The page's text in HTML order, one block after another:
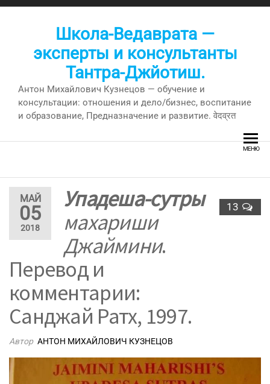
Перейти
Школа-Ведаврата —
эксперты и консультанты
Тантра-Джйотиш.
Антон Михайлович Кузнецов — обучение и
консультации: отношения и дело/бизнес, воспитание
и образование, Предназначение и развитие. वेदव्रत
МЕНЮ
МАЙ
05
2018
13
Упадеша-сутры
махариши
Джаймини.
Перевод и
комментарии:
Санджай Ратх, 1997.
Автор АНТОН МИХАЙЛОВИЧ КУЗНЕЦОВ